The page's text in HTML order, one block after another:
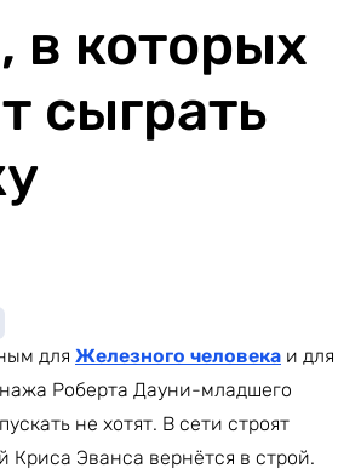
в которых
сыграть
для Железного человека и для
Роберта Дауни-младшего
не хотят. В сети строят
Криса Эванса вернётся в строй.